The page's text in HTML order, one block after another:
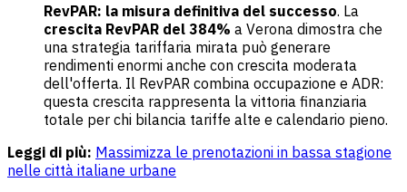
RevPAR: la misura definitiva del successo. La
crescita RevPAR del 384% a Verona dimostra che
una strategia tariffaria mirata può generare
rendimenti enormi anche con crescita moderata
dell'offerta. Il RevPAR combina occupazione e ADR:
questa crescita rappresenta la vittoria finanziaria
totale per chi bilancia tariffe alte e calendario pieno.
Leggi di più: Massimizza le prenotazioni in bassa stagione
nelle città italiane urbane